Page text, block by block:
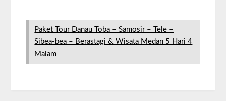
Paket Tour Danau Toba – Samosir – Tele –
Sibea-bea – Berastagi & Wisata Medan 5 Hari 4
Malam